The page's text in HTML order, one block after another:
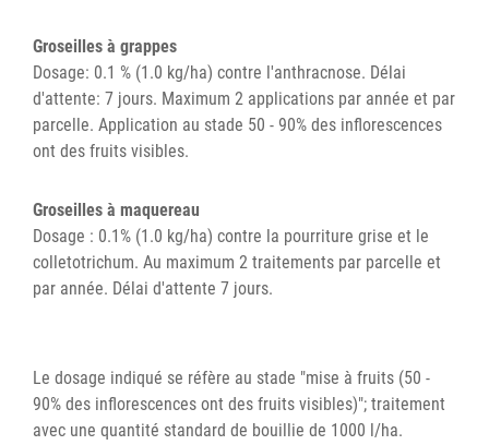
Groseilles à grappes
Dosage: 0.1 % (1.0 kg/ha) contre l'anthracnose. Délai
d'attente: 7 jours. Maximum 2 applications par année et par
parcelle. Application au stade 50 - 90% des inflorescences
ont des fruits visibles.
Groseilles à maquereau
Dosage : 0.1% (1.0 kg/ha) contre la pourriture grise et le
colletotrichum. Au maximum 2 traitements par parcelle et
par année. Délai d'attente 7 jours.
Le dosage indiqué se réfère au stade "mise à fruits (50 -
90% des inflorescences ont des fruits visibles)"; traitement
avec une quantité standard de bouillie de 1000 l/ha.